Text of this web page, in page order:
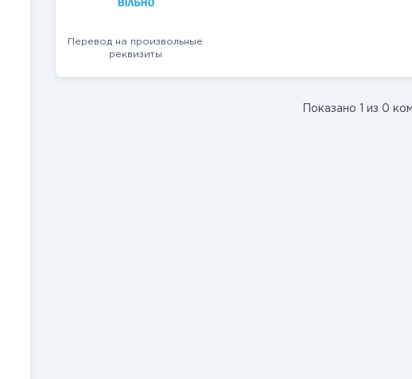
Перевод на произвольные
реквизиты
Показано 1 из 0